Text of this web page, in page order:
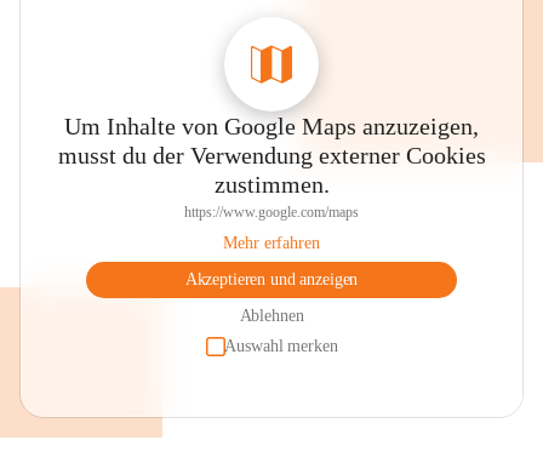
Um Inhalte von Google Maps anzuzeigen,
musst du der Verwendung externer Cookies
zustimmen.
https://www.google.com/maps
Mehr erfahren
Akzeptieren und anzeigen
Ablehnen
Auswahl merken